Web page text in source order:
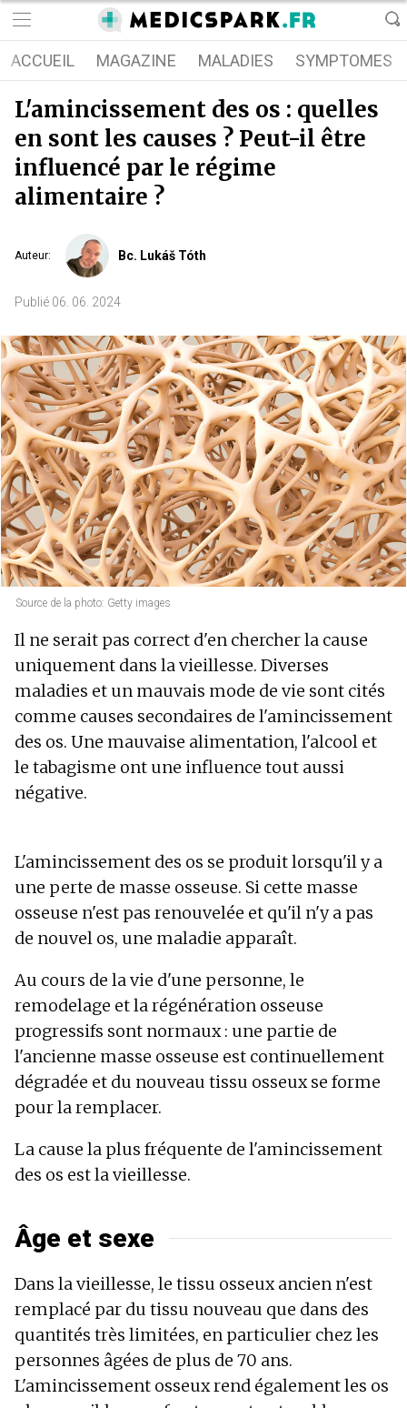
ACCUEIL MAGAZINE MALADIES SYMPTOMES
L'amincissement des os : quelles
en sont les causes ? Peut-il être
influencé par le régime
alimentaire ?
Auteur: Bc. Lukáš Tóth
Publié 06. 06. 2024
Source de la photo: Getty images
Il ne serait pas correct d'en chercher la cause
uniquement dans la vieillesse. Diverses
maladies et un mauvais mode de vie sont cités
comme causes secondaires de l'amincissement
des os. Une mauvaise alimentation, l'alcool et
le tabagisme ont une influence tout aussi
négative.
L'amincissement des os se produit lorsqu'il y a
une perte de masse osseuse. Si cette masse
osseuse n'est pas renouvelée et qu'il n'y a pas
de nouvel os, une maladie apparaît.
Au cours de la vie d'une personne, le
remodelage et la régénération osseuse
progressifs sont normaux : une partie de
l'ancienne masse osseuse est continuellement
dégradée et du nouveau tissu osseux se forme
pour la remplacer.
La cause la plus fréquente de l'amincissement
des os est la vieillesse.
Âge et sexe
Dans la vieillesse, le tissu osseux ancien n'est
remplacé par du tissu nouveau que dans des
quantités très limitées, en particulier chez les
personnes âgées de plus de 70 ans.
L'amincissement osseux rend également les os